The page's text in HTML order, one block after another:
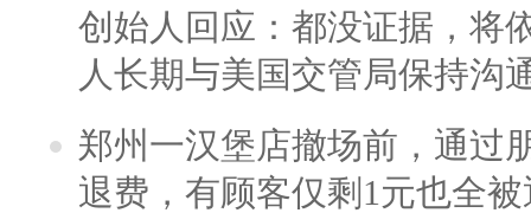
创始人回应：都没证据，将
人长期与美国交管局保持沟
郑州一汉堡店撤场前，通过
退费，有顾客仅剩1元也全